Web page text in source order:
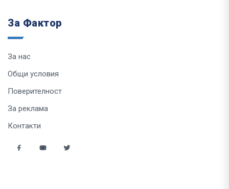
За Фактор
За нас
Общи условия
Поверителност
За реклама
Контакти